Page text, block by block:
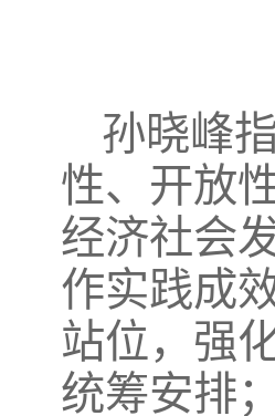
孙晓峰
性、开放
经济社会
作实践成
站位，强
统筹安排